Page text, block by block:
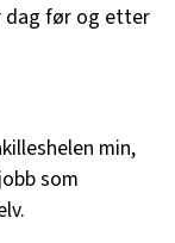
dag før og etter
min,
som